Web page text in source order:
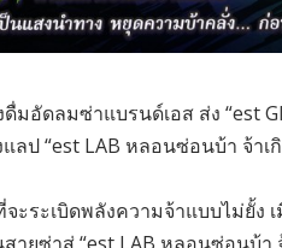
มอัดลมซ่าแบรนด์เอส ส่ง “est
ป “est LAB หลอนซ่อนบ้า จ้าเ
ะระเบิดพลังความจ้าแบบไม่ยั้ง